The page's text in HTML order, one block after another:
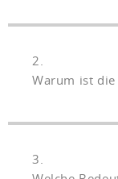
2.
Warum ist
3.